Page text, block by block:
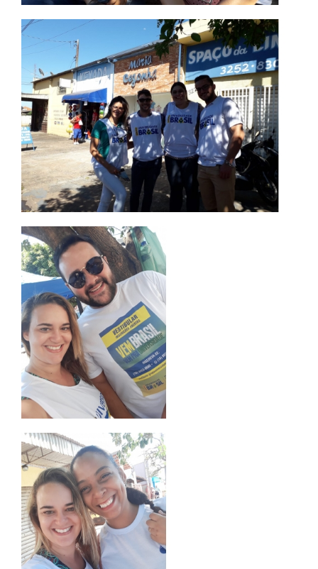
IMPRENSA
TRABALHE CONOSCO
OUVIDORIA